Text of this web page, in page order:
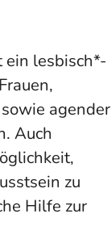
ein lesbisch*-
agender
Auch
zu
Hilfe zur